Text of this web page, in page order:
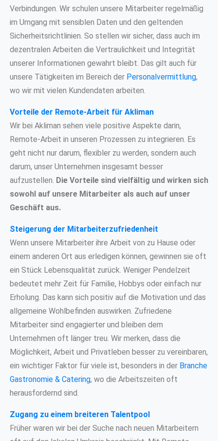
Verbindungen. Wir schulen unsere Mitarbeiter regelmäßig
im Umgang mit sensiblen Daten und den geltenden
Sicherheitsrichtlinien. So stellen wir sicher, dass auch im
dezentralen Arbeiten die Vertraulichkeit und Integrität
unserer Informationen gewahrt bleibt. Das gilt auch für
unsere Tätigkeiten im Bereich der Personalvermittlung,
wo wir mit vielen Kundendaten arbeiten.
Vorteile der Remote-Arbeit für Akliman
Wir bei Akliman sehen viele positive Aspekte darin,
Remote-Arbeit in unseren Prozessen zu integrieren. Es
geht nicht nur darum, flexibler zu werden, sondern auch
darum, unser Unternehmen insgesamt besser
aufzustellen. Die Vorteile sind vielfältig und wirken sich
sowohl auf unsere Mitarbeiter als auch auf unser
Geschäft aus.
Steigerung der Mitarbeiterzufriedenheit
Wenn unsere Mitarbeiter ihre Arbeit von zu Hause oder
einem anderen Ort aus erledigen können, gewinnen sie oft
ein Stück Lebensqualität zurück. Weniger Pendelzeit
bedeutet mehr Zeit für Familie, Hobbys oder einfach nur
Erholung. Das kann sich positiv auf die Motivation und das
allgemeine Wohlbefinden auswirken. Zufriedene
Mitarbeiter sind engagierter und bleiben dem
Unternehmen oft länger treu. Wir merken, dass die
Möglichkeit, Arbeit und Privatleben besser zu vereinbaren,
ein wichtiger Faktor für viele ist, besonders in der Branche
Gastronomie & Catering, wo die Arbeitszeiten oft
herausfordernd sind.
Zugang zu einem breiteren Talentpool
Früher waren wir bei der Suche nach neuen Mitarbeitern